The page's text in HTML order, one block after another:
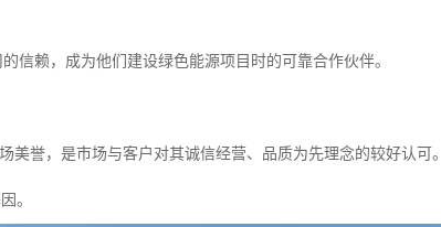
信赖，成为他们建设绿色能源项目时的可靠合作伙伴。
美誉，是市场与客户对其诚信经营、品质为先理念的较好认可。
。